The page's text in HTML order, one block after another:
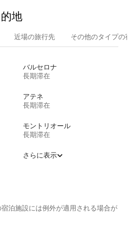
地
近場の旅行先 その他のタ⁠イ⁠プ⁠の
バルセロナ
長期滞在
アテネ
長期滞在
モントリオール
長期滞在
さらに表示
泊施設には例外が適用される場合が